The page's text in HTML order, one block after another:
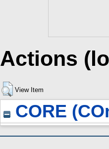
Actions
View Item
CORE